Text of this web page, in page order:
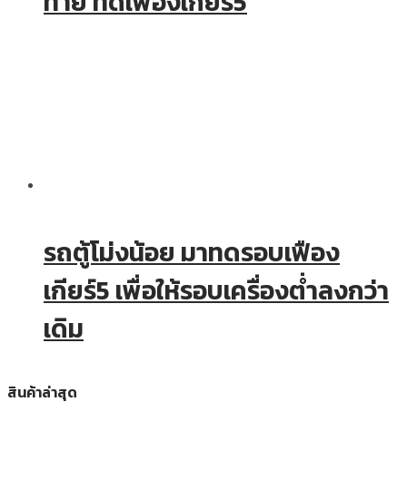
รถตู้โม่งน้อย มาทดรอบเฟือง
เกียร์5 เพื่อให้รอบเครื่องต่ำลงกว่า
เดิม
สินค้าล่าสุด